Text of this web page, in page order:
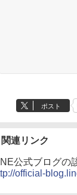
ポスト
関連リンク
公式ブログの
official-